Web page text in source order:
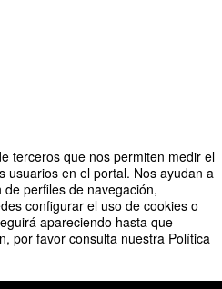
terceros que nos permiten medir el
usuarios en el portal. Nos ayudan a
perfiles de navegación,
configurar el uso de cookies o
apareciendo hasta que
por favor consulta nuestra Política
SU HISTORIA Y ESPACIOS
y la Innovación 2025
Transferencia de Conocimiento (OTC)